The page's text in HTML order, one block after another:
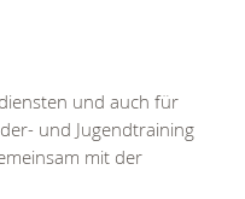
und auch für
und Jugendtraining
mit der